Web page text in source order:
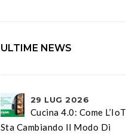
ULTIME NEWS
29 LUG 2026
Cucina 4.0: Come L’IoT
Sta Cambiando Il Modo Di